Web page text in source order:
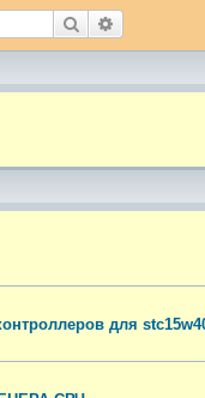
Поиск
для